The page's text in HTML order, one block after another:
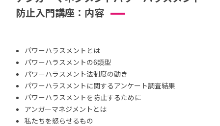
防止入門講座：内容
パワーハラスメントとは
パワーハラスメントの6類型
パワーハラスメント法制度の動き
パワーハラスメントに関するアンケート調査結果
パワーハラスメントを防止するために
アンガーマネジメントとは
私たちを怒らせるもの